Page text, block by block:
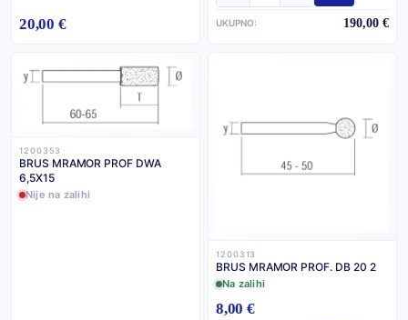
20,00 € UKUPNO: 190,00 €
1200353
BRUS MRAMOR PROF DWA
6,5X15
Nije na zalihi
1200313
BRUS MRAMOR PROF. DB 20 2
Na zalihi
8,00 €